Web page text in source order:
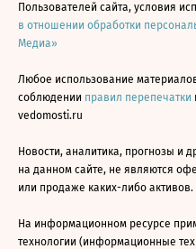
Пользователей сайта, условия
в отношении обработки
Медиа»
Любое использование
соблюдении правил перепечатки
vedomosti.ru
Новости, аналитика, прогнозы и
на данном сайте, не являются
или продаже каких-либо активов.
На информационном ресурсе
технологии (информационные